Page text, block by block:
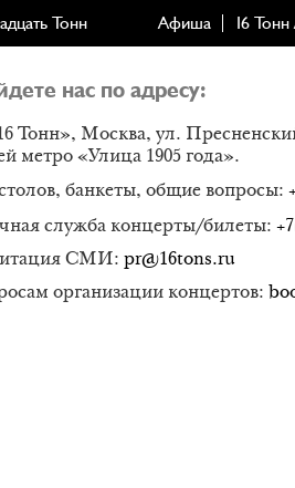
Тонн Афиша 16
нас по адресу:
Тонн», Москва, ул.
метро «Улица 1905 года».
банкеты, общие вопросы:
служба концерты/билеты:
СМИ: pr@16tons.ru
организации концертов: